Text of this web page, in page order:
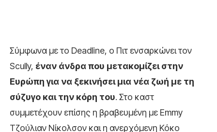
Σύμφωνα με το Deadline, ο Πιτ ενσαρκώνει τον
Scully, έναν άνδρα που μετακομίζει στην
Ευρώπη για να ξεκινήσει μια νέα ζωή με τη
σύζυγο και την κόρη του. Στο καστ
συμμετέχουν επίσης η βραβευμένη με Emmy
Τζούλιαν Νίκολσον και η ανερχόμενη Κόκο